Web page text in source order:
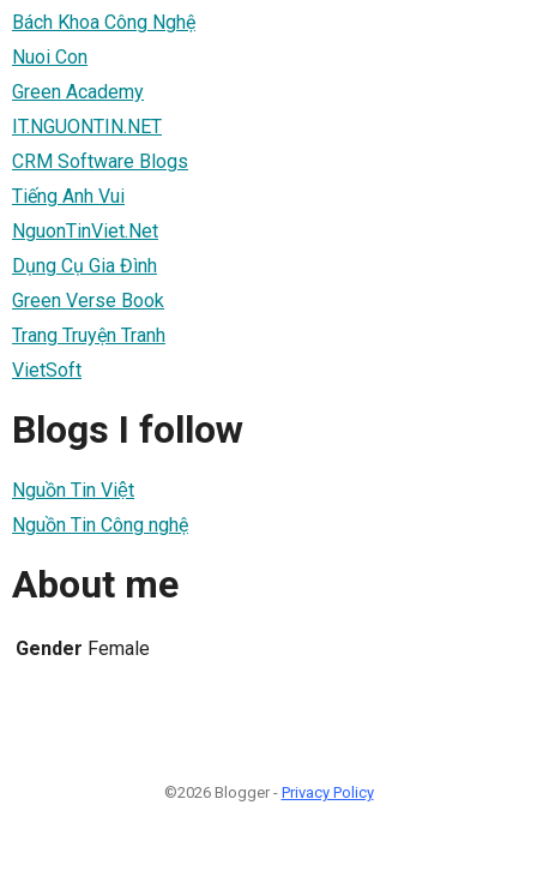
Bách Khoa Công Nghệ
Nuoi Con
Green Academy
IT.NGUONTIN.NET
CRM Software Blogs
Tiếng Anh Vui
NguonTinViet.Net
Dụng Cụ Gia Đình
Green Verse Book
Trang Truyện Tranh
VietSoft
Blogs I follow
Nguồn Tin Việt
Nguồn Tin Công nghệ
About me
Gender Female
©2026 Blogger - Privacy Policy